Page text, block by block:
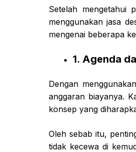
Setelah mengetahui
menggunakan jasa
mengenai beberapa
1. Agenda
Dengan
anggaran biayanya.
konsep yang
Oleh sebab itu,
tidak kecewa di